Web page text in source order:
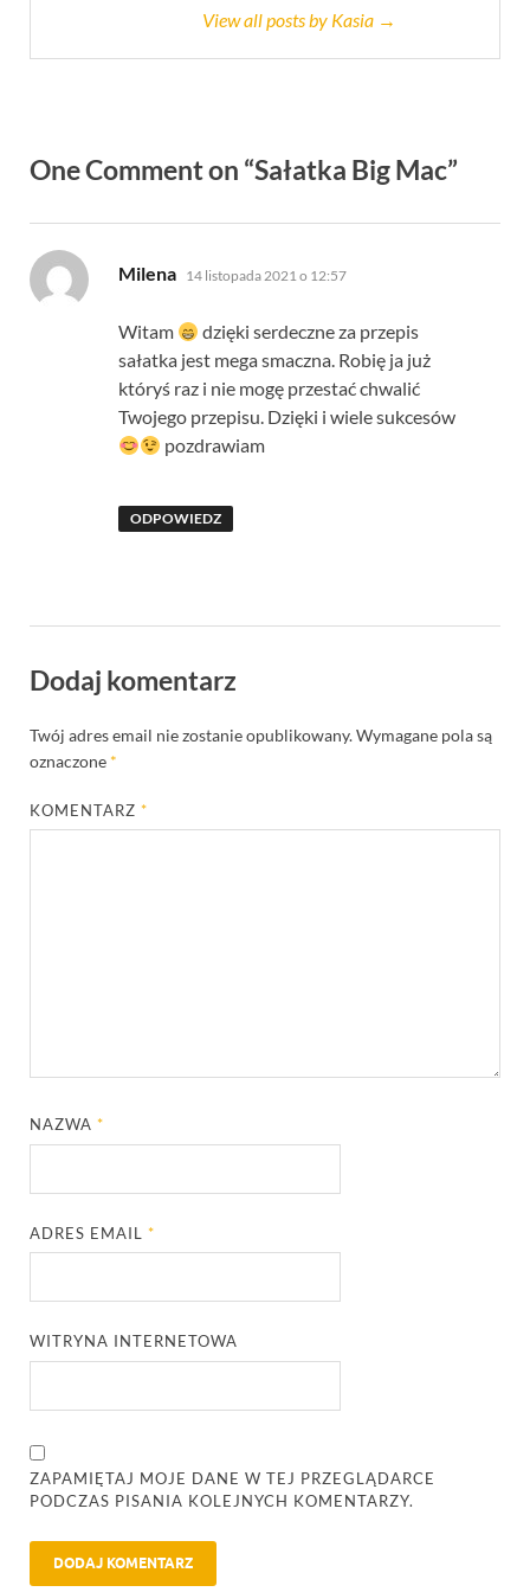
View all posts by Kasia →
One Comment on “Sałatka Big Mac”
Milena pisze:
14 listopada 2021 o 12:57
Witam
dzięki serdeczne za przepis
sałatka jest mega smaczna. Robię ja już
któryś raz i nie mogę przestać chwalić
Twojego przepisu. Dzięki i wiele sukcesów
pozdrawiam
ODPOWIEDZ
Dodaj komentarz
Twój adres email nie zostanie opublikowany.Wymagane pola są
oznaczone *
KOMENTARZ*
NAZWA*
ADRES EMAIL*
WITRYNA INTERNETOWA
ZAPAMIĘTAJ MOJE DANE W TEJ PRZEGLĄDARCE
PODCZAS PISANIA KOLEJNYCH KOMENTARZY.